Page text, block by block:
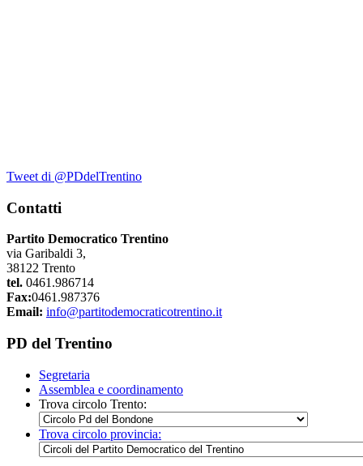
Tweet di @PDdelTrentino
Contatti
Partito Democratico Trentino
via Garibaldi 3,
38122 Trento
tel. 0461.986714
Fax:0461.987376
Email: info@partitodemocraticotrentino.it
PD del Trentino
Segretaria
Assemblea e coordinamento
Trova circolo Trento:
Trova circolo provincia: